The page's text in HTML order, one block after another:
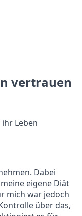
vertrauen
Leben
Dabei
eigene Diät
mich war jedoch
über das,